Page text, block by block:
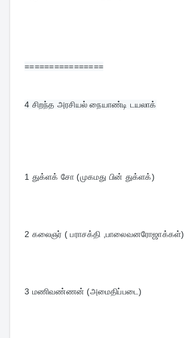
================
4 சிறந்த அரசியல் நையாண்டி டயலாக்
1 துக்ளக் சோ (முகமது பின் துக்ளக்)
2 கலைஞர் ( பராசக்தி ,பாலைவனரோஜாக்கள்)
3 மணிவண்ணன் (அமைதிப்படை)